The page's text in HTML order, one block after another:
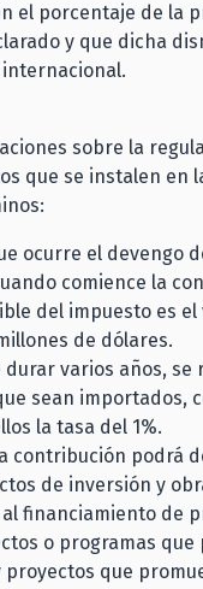
el porcentaje de la
y que dicha
sobre la
que se instalen en
ocurre el devengo
comience la
del impuesto es
de dólares.
varios años, se
sean importados,
la tasa del 1%.
contribución podrá
de inversión y
financiamiento de
o programas
que